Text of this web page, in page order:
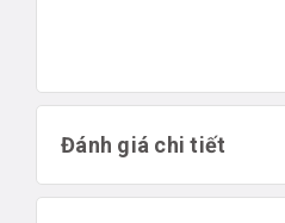
Đánh giá chi tiết